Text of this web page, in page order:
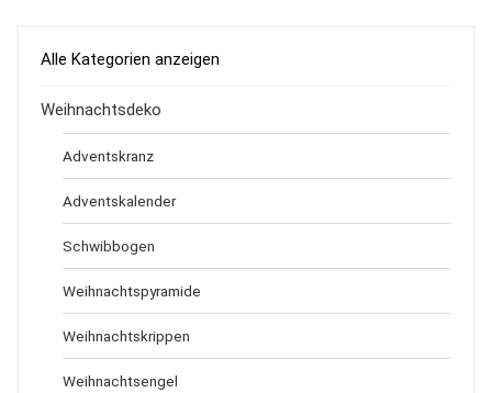
Alle Kategorien anzeigen
Weihnachtsdeko
Adventskranz
Adventskalender
Schwibbogen
Weihnachtspyramide
Weihnachtskrippen
Weihnachtsengel